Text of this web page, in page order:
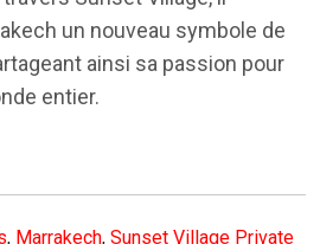
un nouveau symbole de
ainsi sa passion pour
entier.
, Marrakech, Sunset Village Private